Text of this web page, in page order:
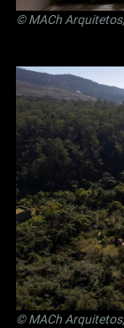
© MACh
© MACh